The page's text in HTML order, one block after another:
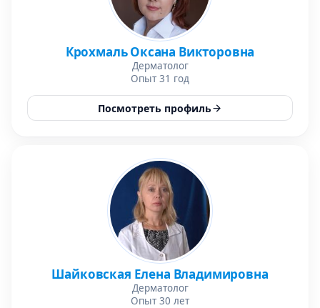
Крохмаль Оксана Викторовна
Дерматолог
Опыт 31 год
Посмотреть профиль
Шайковская Елена Владимировна
Дерматолог
Опыт 30 лет